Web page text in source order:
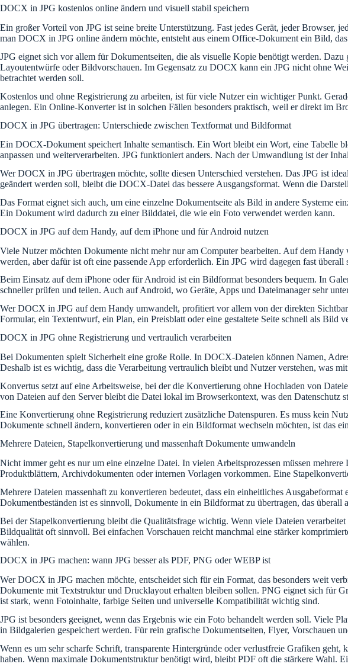
DOCX in JPG kostenlos online ändern und visuell stabil speichern
Ein großer Vorteil von JPG ist seine breite Unterstützung. Fast jedes Gerät, jeder Browser,
man DOCX in JPG online ändern möchte, entsteht aus einem Office-Dokument ein Bild,
JPG eignet sich vor allem für Dokumentseiten, die als visuelle Kopie benötigt werden.
Layoutentwürfe oder Bildvorschauen. Im Gegensatz zu DOCX kann ein JPG nicht ohne
betrachtet werden soll.
Kostenlos und ohne Registrierung zu arbeiten, ist für viele Nutzer ein wichtiger Punkt.
anlegen. Ein Online-Konverter ist in solchen Fällen besonders praktisch, weil er direkt im
DOCX in JPG übertragen: Unterschiede zwischen Textformat und Bildformat
Ein DOCX-Dokument speichert Inhalte semantisch. Ein Wort bleibt ein Wort, eine Tabelle
anpassen und weiterverarbeiten. JPG funktioniert anders. Nach der Umwandlung ist der
Wer DOCX in JPG übertragen möchte, sollte diesen Unterschied verstehen. Das JPG ist
geändert werden soll, bleibt die DOCX-Datei das bessere Ausgangsformat. Wenn die
Das Format eignet sich auch, um eine einzelne Dokumentseite als Bild in andere Systeme
Ein Dokument wird dadurch zu einer Bilddatei, die wie ein Foto verwendet werden kann.
DOCX in JPG auf dem Handy, auf dem iPhone und für Android nutzen
Viele Nutzer möchten Dokumente nicht mehr nur am Computer bearbeiten. Auf dem
werden, aber dafür ist oft eine passende App erforderlich. Ein JPG wird dagegen fast überall
Beim Einsatz auf dem iPhone oder für Android ist ein Bildformat besonders bequem. In
schneller prüfen und teilen. Auch auf Android, wo Geräte, Apps und Dateimanager sehr
Wer DOCX in JPG auf dem Handy umwandelt, profitiert vor allem von der direkten
Formular, ein Textentwurf, ein Plan, ein Preisblatt oder eine gestaltete Seite schnell als Bild
DOCX in JPG ohne Registrierung und vertraulich verarbeiten
Bei Dokumenten spielt Sicherheit eine große Rolle. In DOCX-Dateien können Namen,
Deshalb ist es wichtig, dass die Verarbeitung vertraulich bleibt und Nutzer verstehen, was
Konvertus setzt auf eine Arbeitsweise, bei der die Konvertierung ohne Hochladen von
von Dateien auf den Server bleibt die Datei lokal im Browserkontext, was den Datenschutz
Eine Konvertierung ohne Registrierung reduziert zusätzliche Datenspuren. Es muss kein
Dokumente schnell ändern, konvertieren oder in ein Bildformat wechseln möchten, ist das
Mehrere Dateien, Stapelkonvertierung und massenhaft Dokumente umwandeln
Nicht immer geht es nur um eine einzelne Datei. In vielen Arbeitsprozessen müssen
Produktblättern, Archivdokumenten oder internen Vorlagen vorkommen. Eine
Mehrere Dateien massenhaft zu konvertieren bedeutet, dass ein einheitliches
Dokumentbeständen ist es sinnvoll, Dokumente in ein Bildformat zu übertragen, das überall
Bei der Stapelkonvertierung bleibt die Qualitätsfrage wichtig. Wenn viele Dateien
Bildqualität oft sinnvoll. Bei einfachen Vorschauen reicht manchmal eine stärker
wählen.
DOCX in JPG machen: wann JPG besser als PDF, PNG oder WEBP ist
Wer DOCX in JPG machen möchte, entscheidet sich für ein Format, das besonders weit
Dokumente mit Textstruktur und Drucklayout erhalten bleiben sollen. PNG eignet sich für
ist stark, wenn Fotoinhalte, farbige Seiten und universelle Kompatibilität wichtig sind.
JPG ist besonders geeignet, wenn das Ergebnis wie ein Foto behandelt werden soll. Viele
in Bildgalerien gespeichert werden. Für rein grafische Dokumentseiten, Flyer, Vorschauen
Wenn es um sehr scharfe Schrift, transparente Hintergründe oder verlustfreie Grafiken
haben. Wenn maximale Dokumentstruktur benötigt wird, bleibt PDF oft die stärkere Wahl.